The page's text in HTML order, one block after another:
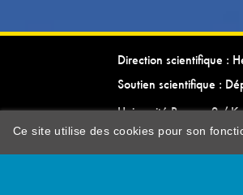
Direction scientifique :
Soutien scientifique :
Université Rennes 2 /
Ce site utilise des cookies pour son